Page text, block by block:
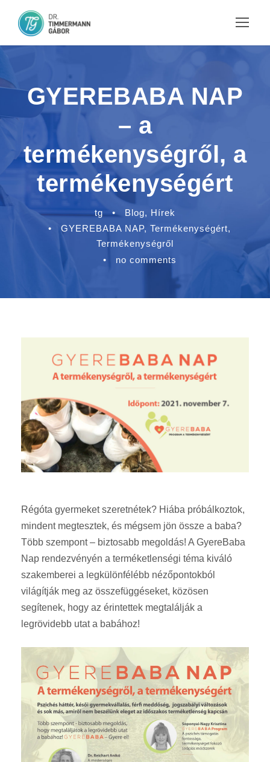
GYEREBABA NAP
– a
termékenységről, a
termékenységért
tg • Blog, Hírek
•
GYEREBABA NAP, Termékenységért,
Termékenységről
•
no comments
Régóta gyermeket szeretnétek? Hiába próbálkoztok,
mindent megtesztek, és mégsem jön össze a baba?
Több szempont – biztosabb megoldás! A GyereBaba
Nap rendezvényén a terméketlenségi téma kiváló
szakemberei a legkülönfélébb nézőpontokból
világítják meg az összefüggéseket, közösen
segítenek, hogy az érintettek megtalálják a
legrövidebb utat a babához!